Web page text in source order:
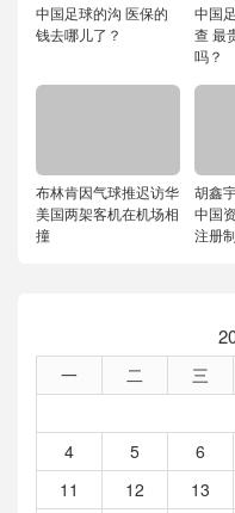
中国足球的沟 医保的
钱去哪儿了？
中国
查 最
吗？
布林肯因气球推迟访华
美国两架客机在机场相
撞
胡鑫
中国
注册
一 二 三
4
5 6
11
12 13